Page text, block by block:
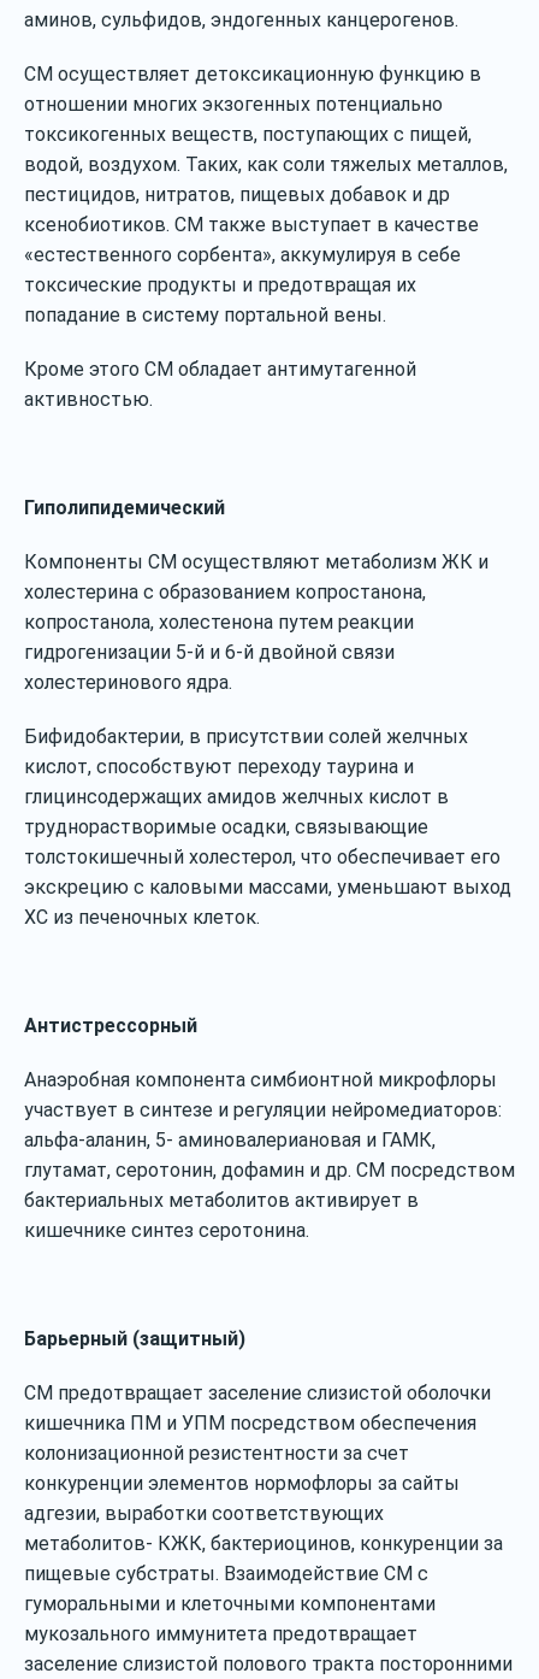
аминов, сульфидов, эндогенных канцерогенов.
СМ осуществляет детоксикационную функцию в
отношении многих экзогенных потенциально
токсикогенных веществ, поступающих с пищей,
водой, воздухом. Таких, как соли тяжелых металлов,
пестицидов, нитратов, пищевых добавок и др
ксенобиотиков. СМ также выступает в качестве
«естественного сорбента», аккумулируя в себе
токсические продукты и предотвращая их
попадание в систему портальной вены.
Кроме этого СМ обладает антимутагенной
активностью.
Гиполипидемический
Компоненты СМ осуществляют метаболизм ЖК и
холестерина с образованием копростанона,
копростанола, холестенона путем реакции
гидрогенизации 5‐й и 6‐й двойной связи
холестеринового ядра.
Бифидобактерии, в присутствии солей желчных
кислот, способствуют переходу таурина и
глицинсодержащих амидов желчных кислот в
труднорастворимые осадки, связывающие
толстокишечный холестерол, что обеспечивает его
экскрецию с каловыми массами, уменьшают выход
ХС из печеночных клеток.
Антистрессорный
Анаэробная компонента симбионтной микрофлоры
участвует в синтезе и регуляции нейромедиаторов:
альфа‐аланин, 5‐ аминовалериановая и ГАМК,
глутамат, серотонин, дофамин и др. СМ посредством
бактериальных метаболитов активирует в
кишечнике синтез серотонина.
Барьерный (защитный)
СМ предотвращает заселение слизистой оболочки
кишечника ПМ и УПМ посредством обеспечения
колонизационной резистентности за счет
конкуренции элементов нормофлоры за сайты
адгезии, выработки соответствующих
метаболитов‐ КЖК, бактериоцинов, конкуренции за
пищевые субстраты. Взаимодействие СМ с
гуморальными и клеточными компонентами
мукозального иммунитета предотвращает
заселение слизистой полового тракта посторонними